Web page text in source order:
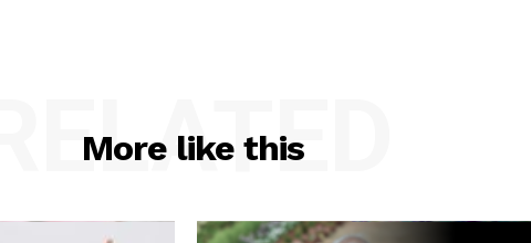
More like this
RELATED